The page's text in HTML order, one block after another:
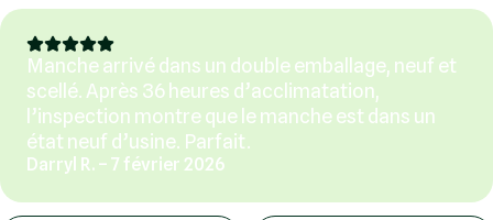
Manche arrivé dans un double emballage, neuf et
scellé. Après 36 heures d’acclimatation,
l’inspection montre que le manche est dans un
état neuf d’usine. Parfait.
Darryl R. – 7 février 2026